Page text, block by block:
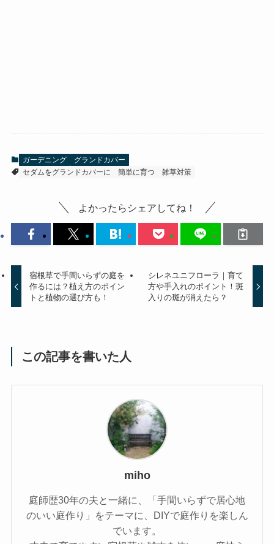
ガーデニング
グランドカバー
セダムをグランドカバーに
簡単に育つ 雑草対策
よかったらシェアしてね！
宿根草で手間いらずの庭を
作るには？植え方のポイン
トと植物の選び方も！
シレネユニフローラ｜育て
方や手入れのポイント！斑
入りの斑が消えたら？
この記事を書いた人
miho
庭師歴30年の夫と一緒に、「手間いらずで居心地
のいい庭作り」をテーマに、DIYで庭作りを楽しん
でいます。